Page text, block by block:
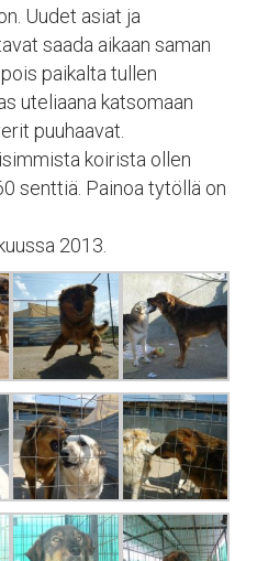
Uudet asiat ja
saada aikaan saman
paikalta tullen
uteliaana katsomaan
puuhaavat.
koirista ollen
senttiä. Painoa tytöllä on
2013.